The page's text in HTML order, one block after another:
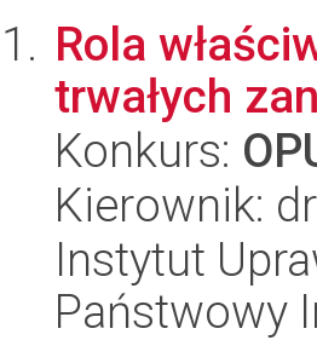
Rola
trwałych
Konkurs:
Kierownik:
Instytut
Państwowy